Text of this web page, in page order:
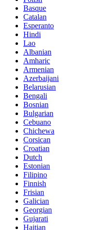
Basque
Catalan
Esperanto
Hindi
Lao
Albanian
Amharic
Armenian
Azerbaijani
Belarusian
Bengali
Bosnian
Bulgarian
Cebuano
Chichewa
Corsican
Croatian
Dutch
Estonian
Filipino
Finnish
Frisian
Galician
Georgian
Gujarati
Haitian